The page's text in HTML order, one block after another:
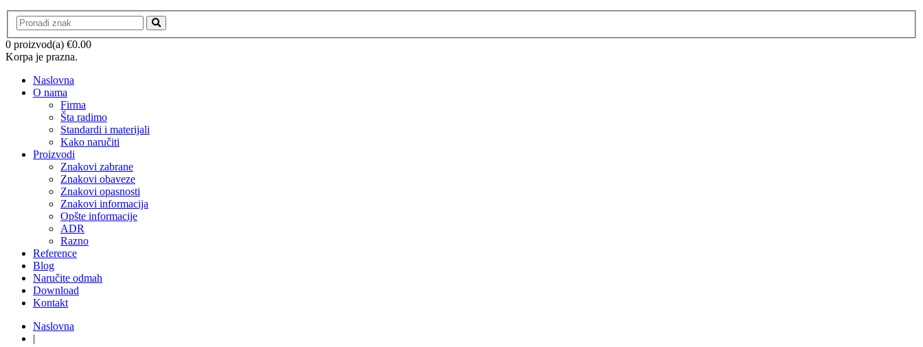
0 proizvod(a) €0.00
Korpa je prazna.
Naslovna
O nama
Firma
Šta radimo
Standardi i materijali
Kako naručiti
Proizvodi
Znakovi zabrane
Znakovi obaveze
Znakovi opasnosti
Znakovi informacija
Opšte informacije
ADR
Razno
Reference
Blog
Naručite odmah
Download
Kontakt
Naslovna
|